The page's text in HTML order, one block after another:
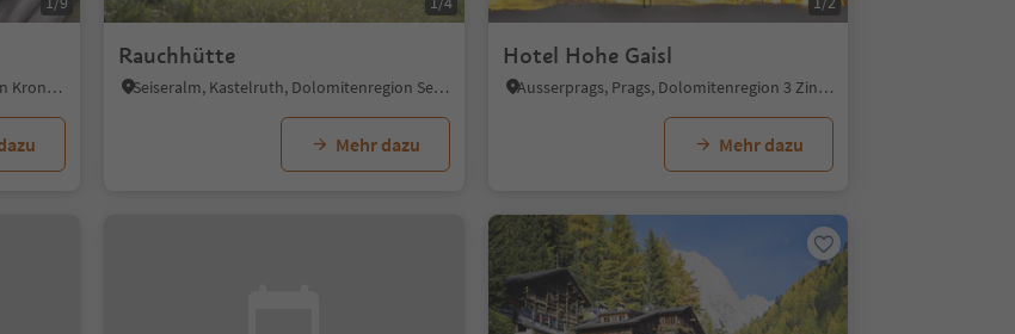
St. Sigmund, Kiens, Dolomitenregion Kronplatz
Rauchhütte
Seiseralm, Kastelruth, Dolomitenregion Seiser Alm
Mehr dazu
Hotel Hohe Gaisl
Ausserprags, Prags, Dolomitenregion 3 Zinnen
Mehr dazu